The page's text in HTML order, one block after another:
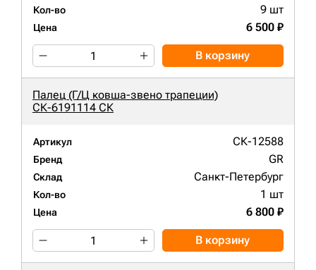
Кол-во 9 шт
Цена 6 500 ₽
В корзину
Палец (Г/Ц ковша-звено трапеции)
СК-6191114 СК
Артикул СК-12588
Бренд GR
Склад Санкт-Петербург
Кол-во 1 шт
Цена 6 800 ₽
В корзину